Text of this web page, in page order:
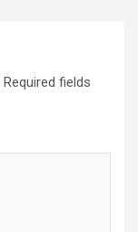
Required fields